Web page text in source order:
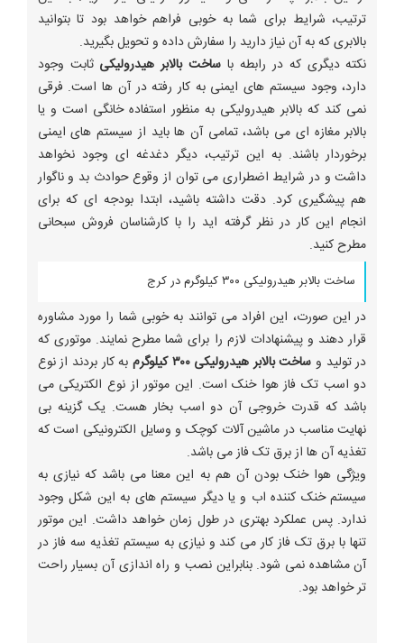
ترتیب، شرایط برای شما به خوبی فراهم خواهد بود تا بتوانید
بالابری که به آن نیاز دارید را سفارش داده و تحویل بگیرید.
نکته دیگری که در رابطه با ساخت بالابر هیدرولیکی ثابت وجود
دارد، وجود سیستم های ایمنی به کار رفته در آن ها است. فرقی
نمی کند که بالابر هیدرولیکی به منظور استفاده خانگی است و یا
بالابر مغازه ای می باشد، تمامی آن ها باید از سیستم های ایمنی
برخوردار باشند. به این ترتیب، دیگر دغدغه ای وجود نخواهد
داشت و در شرایط اضطراری می توان از وقوع حوادث بد و ناگوار
هم پیشگیری کرد. دقت داشته باشید، ابتدا بودجه ای که برای
انجام این کار در نظر گرفته اید را با کارشناسان فروش سبحانی
مطرح کنید.
ساخت بالابر هیدرولیکی ۳۰۰ کیلوگرم در کرج
در این صورت، این افراد می توانند به خوبی شما را مورد مشاوره
قرار دهند و پیشنهادات لازم را برای شما مطرح نمایند. موتوری که
در تولید و ساخت بالابر هیدرولیکی ۳۰۰ کیلوگرم
به کار بردند از نوع
دو اسب تک فاز هوا خنک است. این موتور از نوع الکتریکی می
باشد که قدرت خروجی آن دو اسب بخار هست. یک گزینه بی
نهایت مناسب در ماشین آلات کوچک و وسایل الکترونیکی است که
تغذیه آن ها از برق تک فاز می باشد.
ویژگی هوا خنک بودن آن هم به این معنا می باشد که نیازی به
سیستم خنک کننده اب و یا دیگر سیستم های به این شکل وجود
ندارد. پس عملکرد بهتری در طول زمان خواهد داشت. این موتور
تنها با برق تک فاز کار می کند و نیازی به سیستم تغذیه سه فاز در
آن مشاهده نمی شود. بنابراین نصب و راه اندازی آن بسیار راحت
تر خواهد بود.